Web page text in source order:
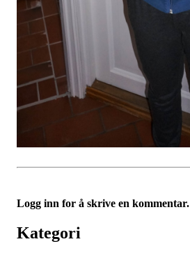
Logg inn for å skrive en kommentar.
Kategori